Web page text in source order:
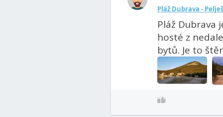
Pláž Dubrava -
Pláž Dubrava
hosté z
bytů. Je to